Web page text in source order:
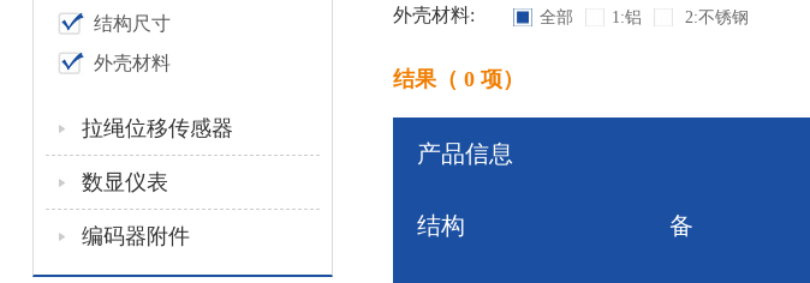
结构尺寸
外壳材料
拉绳位移传感器
数显仪表
编码器附件
外壳材料: 全部 1:铝 2:不锈钢
结果（ 0 项）
产品信息
结构 备